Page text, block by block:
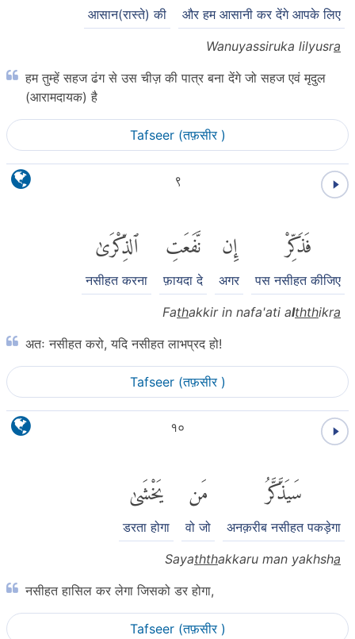
और हम आसानी कर देंगे आपके लिए
आसान(रास्ते) की
Wanuyassiruka lilyusra
हम तुम्हें सहज ढंग से उस चीज़ की पात्र बना देंगे जो सहज एवं मृदुल
(आरामदायक) है
Tafseer (तफ़सीर )
९
فَذَكِّرْ
पस नसीहत कीजिए
إِن
अगर
نَّفَعَتِ
फ़ायदा दे
ٱلذِّكْرَىٰ
नसीहत करना
Fathakkir in nafa'ati alththikra
अतः नसीहत करो, यदि नसीहत लाभप्रद हो!
Tafseer (तफ़सीर )
१०
سَيَذَّكَّرُ
अनक़रीब नसीहत पकड़ेगा
مَن
वो जो
يَخْشَىٰ
डरता होगा
Sayaththakkaru man yakhsha
नसीहत हासिल कर लेगा जिसको डर होगा,
Tafseer (तफ़सीर )